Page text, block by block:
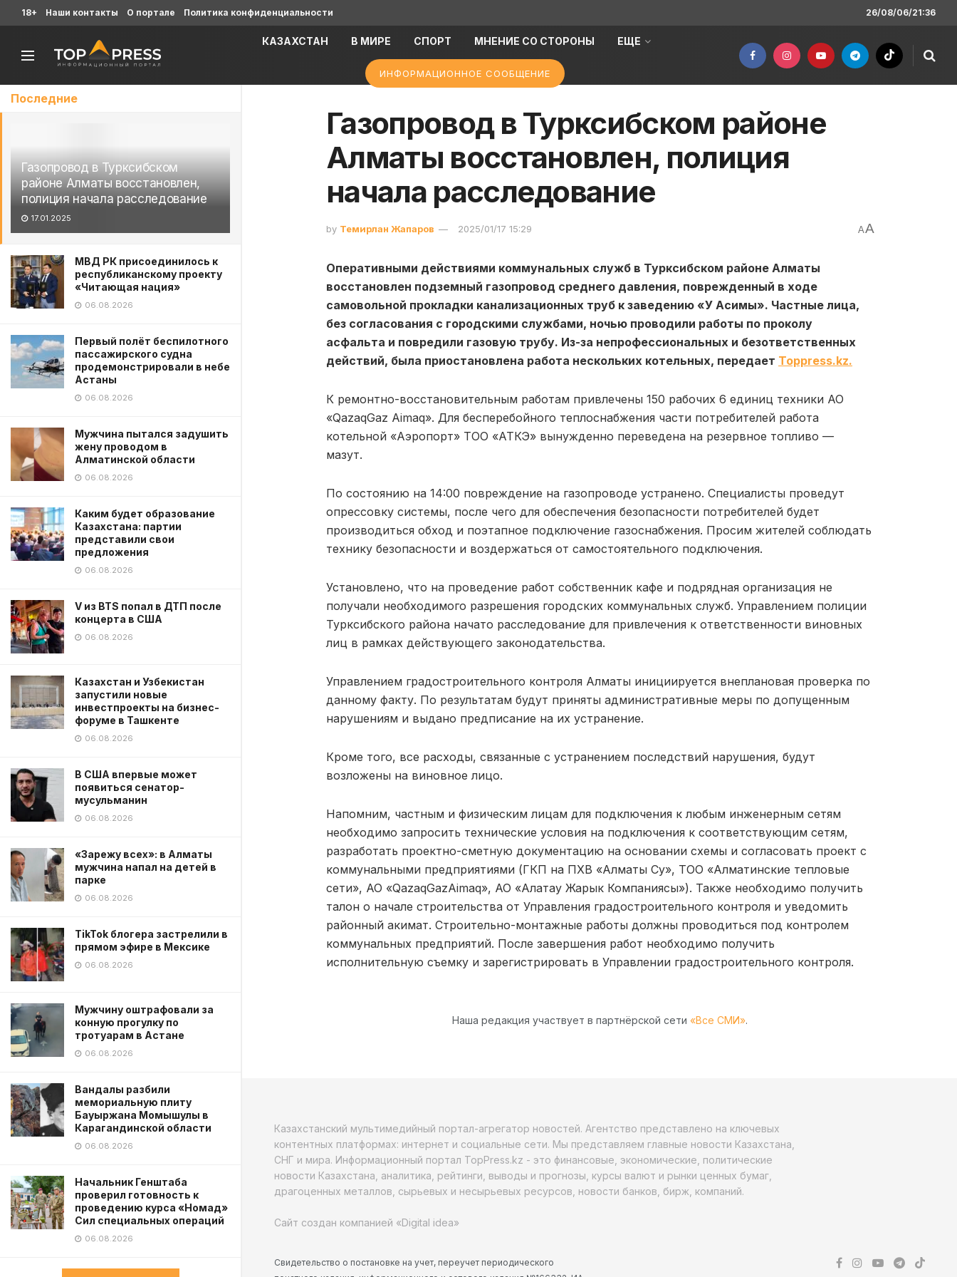
Последние
Газопровод в Турксибском
районе Алматы восстановлен,
полиция начала расследование
17.01.2025
МВД РК присоединилось к
республиканскому проекту
«Читающая нация»
06.08.2026
Первый полёт беспилотного
пассажирского судна
продемонстрировали в небе
Астаны
06.08.2026
Мужчина пытался задушить
жену проводом в
Алматинской области
06.08.2026
Каким будет образование
Казахстана: партии
представили свои
предложения
06.08.2026
V из BTS попал в ДТП после
концерта в США
06.08.2026
Казахстан и Узбекистан
запустили новые
инвестпроекты на бизнес-
форуме в Ташкенте
06.08.2026
В США впервые может
появиться сенатор-
мусульманин
06.08.2026
«Зарежу всех»: в Алматы
мужчина напал на детей в
парке
06.08.2026
TikTok блогера застрелили в
прямом эфире в Мексике
06.08.2026
Мужчину оштрафовали за
конную прогулку по
тротуарам в Астане
06.08.2026
Вандалы разбили
мемориальную плиту
Бауыржана Момышулы в
Карагандинской области
06.08.2026
Начальник Генштаба
проверил готовность к
проведению курса «Номад»
Сил специальных операций
06.08.2026
18+ Наши контакты О портале Политика конфиденциальности 26/08/06/21:36
КАЗАХСТАН В МИРЕ СПОРТ МНЕНИЕ СО СТОРОНЫ ЕЩЕ
ИНФОРМАЦИОННОЕ СООБЩЕНИЕ
Газопровод в Турксибском районе
Алматы восстановлен, полиция
начала расследование
by Темирлан Жапаров 2025/01/17 15:29 AA
Оперативными действиями коммунальных служб в Турксибском районе Алматы
восстановлен подземный газопровод среднего давления, поврежденный в ходе
самовольной прокладки канализационных труб к заведению «У Асимы». Частные лица,
без согласования с городскими службами, ночью проводили работы по проколу
асфальта и повредили газовую трубу. Из-за непрофессиональных и безответственных
действий, была приостановлена работа нескольких котельных, передает Toppress.kz.
К ремонтно-восстановительным работам привлечены 150 рабочих 6 единиц техники АО
«QazaqGaz Aimaq». Для бесперебойного теплоснабжения части потребителей работа
котельной «Аэропорт» ТОО «АТКЭ» вынужденно переведена на резервное топливо —
мазут.
По состоянию на 14:00 повреждение на газопроводе устранено. Специалисты проведут
опрессовку системы, после чего для обеспечения безопасности потребителей будет
производиться обход и поэтапное подключение газоснабжения. Просим жителей соблюдать
технику безопасности и воздержаться от самостоятельного подключения.
Установлено, что на проведение работ собственник кафе и подрядная организация не
получали необходимого разрешения городских коммунальных служб. Управлением полиции
Турксибского района начато расследование для привлечения к ответственности виновных
лиц в рамках действующего законодательства.
Управлением градостроительного контроля Алматы инициируется внеплановая проверка по
данному факту. По результатам будут приняты административные меры по допущенным
нарушениям и выдано предписание на их устранение.
Кроме того, все расходы, связанные с устранением последствий нарушения, будут
возложены на виновное лицо.
Напомним, частным и физическим лицам для подключения к любым инженерным сетям
необходимо запросить технические условия на подключения к соответствующим сетям,
разработать проектно-сметную документацию на основании схемы и согласовать проект с
коммунальными предприятиями (ГКП на ПХВ «Алматы Су», ТОО «Алматинские тепловые
сети», АО «QazaqGazAimaq», АО «Алатау Жарык Компаниясы»). Также необходимо получить
талон о начале строительства от Управления градостроительного контроля и уведомить
районный акимат. Строительно-монтажные работы должны проводиться под контролем
коммунальных предприятий. После завершения работ необходимо получить
исполнительную съемку и зарегистрировать в Управлении градостроительного контроля.
Наша редакция участвует в партнёрской сети «Все СМИ».
Казахстанский мультимедийный портал-агрегатор новостей. Агентство представлено на ключевых
контентных платформах: интернет и социальные сети. Мы представляем главные новости Казахстана,
СНГ и мира. Информационный портал TopPress.kz - это финансовые, экономические, политические
новости Казахстана, аналитика, рейтинги, выводы и прогнозы, курсы валют и рынки ценных бумаг,
драгоценных металлов, сырьевых и несырьевых ресурсов, новости банков, бирж, компаний.
Сайт создан компанией «Digital idea»
Свидетельство о постановке на учет, переучет периодического